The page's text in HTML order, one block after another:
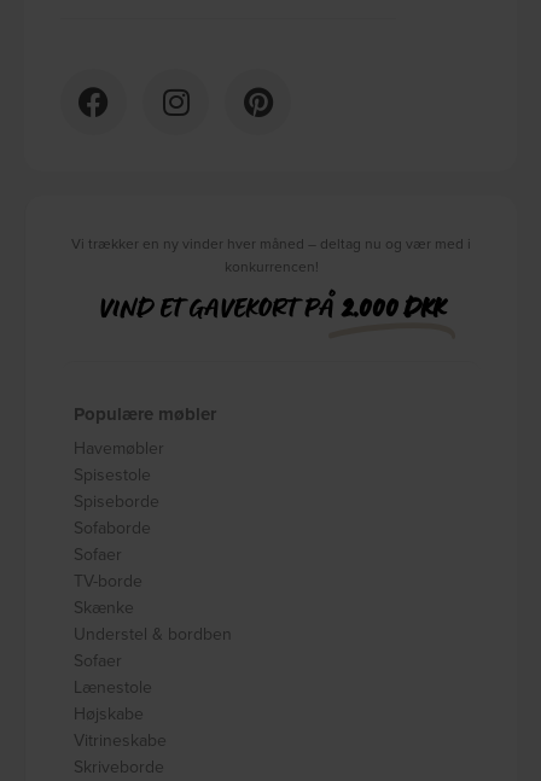
Vi trækker en ny vinder hver måned – deltag nu og vær med i
konkurrencen!
VIND ET GAVEKORT PÅ2.000 DKK
Populære møbler
Havemøbler
Spisestole
Spiseborde
Sofaborde
Sofaer
TV-borde
Skænke
Understel & bordben
Sofaer
Lænestole
Højskabe
Vitrineskabe
Skriveborde